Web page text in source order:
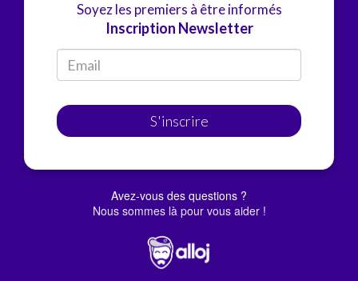
Soyez les premiers à être informés
Inscription Newsletter
S'inscrire
Avez-vous des questions ?
Nous sommes là pour vous aider !